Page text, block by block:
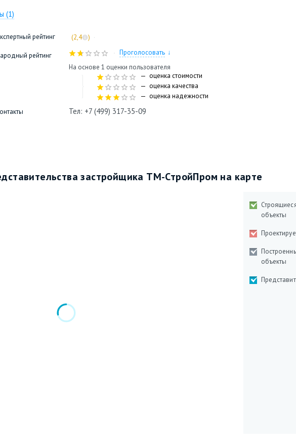
(1)
рейтинг (2,4 ) ·
рейтинг
Проголосовать
На основе 1 оценки пользователя
оценка стоимости
оценка качества
оценка надежности
Тел: +7 (499) 317-35-09
застройщика ТМ-СтройПром на карте
объекты
объекты